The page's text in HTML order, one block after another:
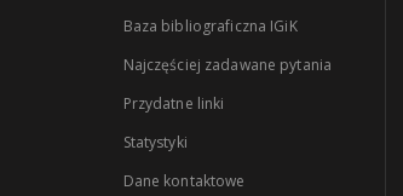
Baza bibliograficzna IGiK
Najczęściej zadawane pytania
Przydatne linki
Statystyki
Dane kontaktowe